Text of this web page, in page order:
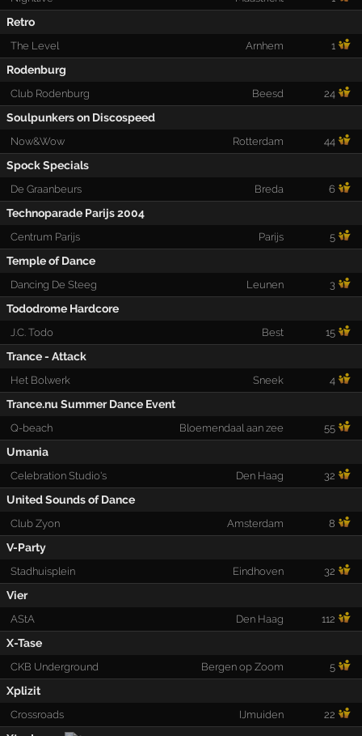
Retro
The Level Arnhem 1
Rodenburg
Club Rodenburg Beesd 24
Soulpunkers on Discospeed
Now&Wow Rotterdam 44
Spock Specials
De Graanbeurs Breda 6
Technoparade Parijs 2004
Centrum Parijs Parijs 5
Temple of Dance
Dancing De Steeg Leunen 3
Tododrome Hardcore
J.C. Todo Best 15
Trance - Attack
Het Bolwerk Sneek 4
Trance.nu Summer Dance Event
Q-beach Bloemendaal aan zee 55
Umania
Celebration Studio's Den Haag 32
United Sounds of Dance
Club Zyon Amsterdam 8
V-Party
Stadhuisplein Eindhoven 32
Vier
AStA Den Haag 112
X-Tase
CKB Underground Bergen op Zoom 5
Xplizit
Crossroads IJmuiden 22